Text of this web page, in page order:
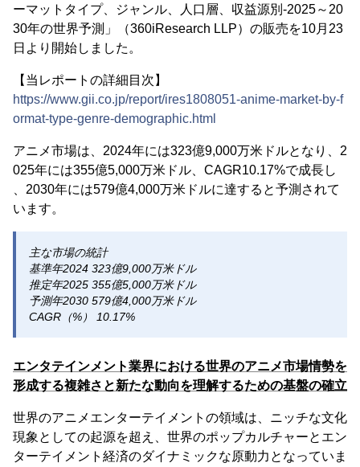
ーマットタイプ、ジャンル、人口層、収益源別-2025～20
30年の世界予測」（360iResearch LLP）の販売を10月23
日より開始しました。
【当レポートの詳細目次】
https://www.gii.co.jp/report/ires1808051-anime-market-by-f
ormat-type-genre-demographic.html
アニメ市場は、2024年には323億9,000万米ドルとなり、2
025年には355億5,000万米ドル、CAGR10.17%で成長し
、2030年には579億4,000万米ドルに達すると予測されて
います。
主な市場の統計
基準年2024 323億9,000万米ドル
推定年2025 355億5,000万米ドル
予測年2030 579億4,000万米ドル
CAGR（%） 10.17%
エンタテインメント業界における世界のアニメ市場情勢を
形成する複雑さと新たな動向を理解するための基盤の確立
世界のアニメエンターテイメントの領域は、ニッチな文化
現象としての起源を超え、世界のポップカルチャーとエン
ターテイメント経済のダイナミックな原動力となっていま